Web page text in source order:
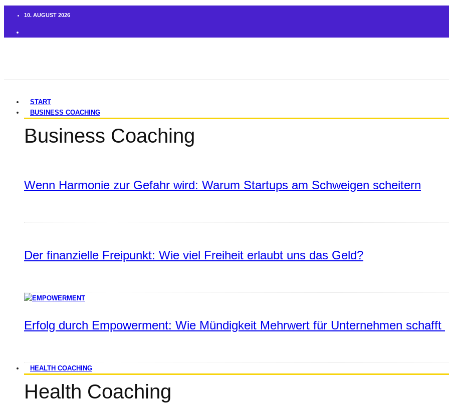
10. AUGUST 2026
START
BUSINESS COACHING
Business Coaching
Wenn Harmonie zur Gefahr wird: Warum Startups am Schweigen scheitern
Der finanzielle Freipunkt: Wie viel Freiheit erlaubt uns das Geld?
Erfolg durch Empowerment: Wie Mündigkeit Mehrwert für Unternehmen schafft
HEALTH COACHING
Health Coaching